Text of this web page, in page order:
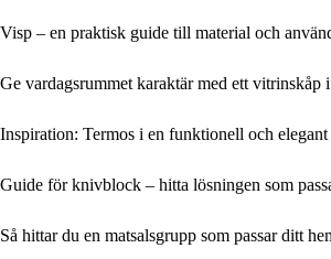
Visp – en praktisk guide till material och
Ge vardagsrummet karaktär med ett vitrinskåp
Inspiration: Termos i en funktionell och elegant
Guide för knivblock – hitta lösningen som
Så hittar du en matsalsgrupp som passar ditt